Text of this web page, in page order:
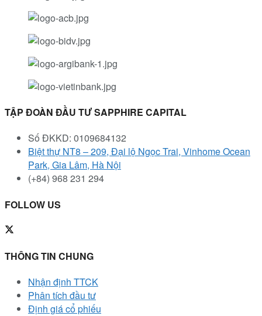
TẬP ĐOÀN ĐẦU TƯ SAPPHIRE CAPITAL
Số ĐKKD: 0109684132
Biệt thự NT8 – 209, Đại lộ Ngọc Trai, Vinhome Ocean
Park, Gia Lâm, Hà Nội
(+84) 968 231 294
FOLLOW US
THÔNG TIN CHUNG
Nhận định TTCK
Phân tích đầu tư
Định giá cổ phiếu